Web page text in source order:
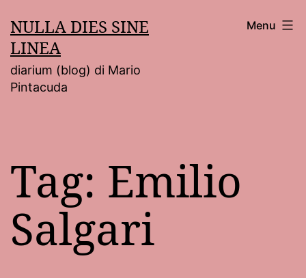
al
contenuto
NULLA DIES SINE
LINEA
diarium (blog) di Mario
Pintacuda
Menu
Tag: Emilio
Salgari